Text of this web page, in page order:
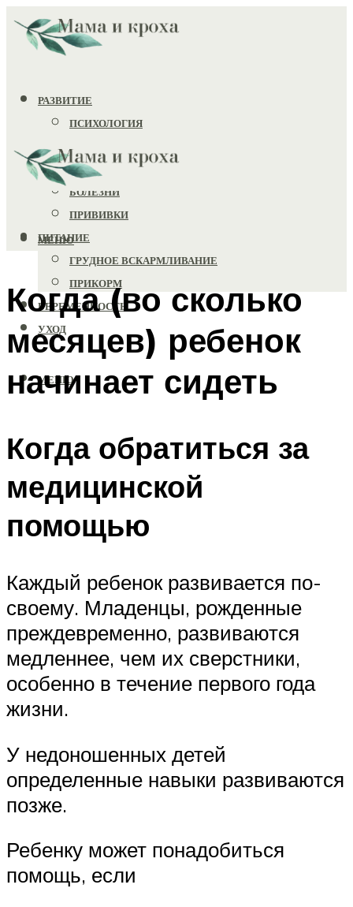
РАЗВИТИЕ
ПСИХОЛОГИЯ
ИГРУШКИ
ЗДОРОВЬЕ
БОЛЕЗНИ
ПРИВИВКИ
ПИТАНИЕ
ГРУДНОЕ ВСКАРМЛИВАНИЕ
ПРИКОРМ
БЕРЕМЕННОСТЬ
УХОД
МЕНЮ
МЕНЮ
Когда (во сколько
месяцев) ребенок
начинает сидеть
Когда обратиться за
медицинской
помощью
Каждый ребенок развивается по-
своему. Младенцы, рожденные
преждевременно, развиваются
медленнее, чем их сверстники,
особенно в течение первого года
жизни.
У недоношенных детей
определенные навыки развиваются
позже.
Ребенку может понадобиться
помощь, если